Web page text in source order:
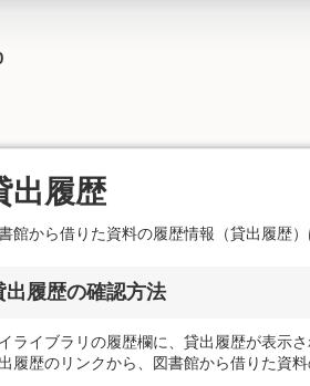
出履歴
館から借りた資料の履歴情報（貸出履歴
出履歴の確認方法
ライブラリの履歴欄に、貸出履歴が表示さ
履歴のリンクから、図書館から借りた資